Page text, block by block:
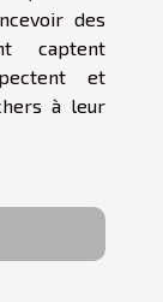
des
captent
et
à leur